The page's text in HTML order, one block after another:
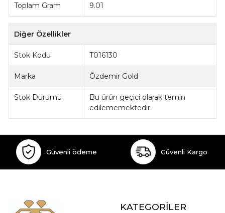
Toplam Gram 9.01
Diğer Özellikler
Stok Kodu T016130
Marka Özdemir Gold
Stok Durumu
Bu ürün geçici olarak temin
edilememektedir.
Güvenli ödeme Güvenli Kargo
KATEGORİLER